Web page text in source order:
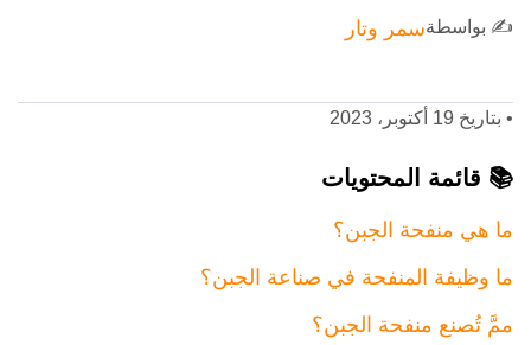
✍️ بواسطةسمر وتار
• بتاريخ 19 أكتوبر، 2023
📚 قائمة المحتويات
ما هي منفحة الجبن؟
ما وظيفة المنفحة في صناعة الجبن؟
ممَّ تُصنع منفحة الجبن؟